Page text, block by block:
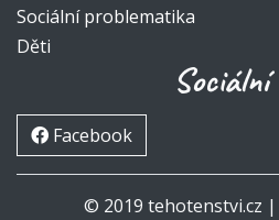
Sociální problematika
Děti
Facebook
© 2019 tehotenstvi.cz |